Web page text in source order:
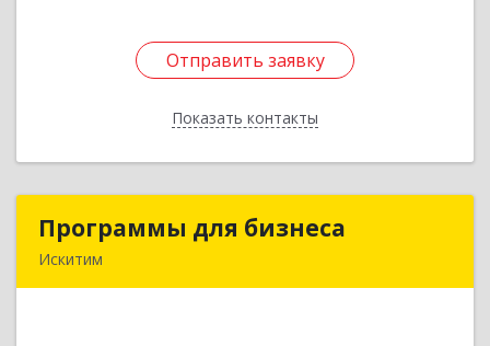
Отправить заявку
Показать контакты
Отправить заявку
Назад
Программы для бизнеса
Искитим
Программы для бизнеса